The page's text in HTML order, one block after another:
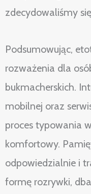
zdecydowaliśmy
Podsumowując,
rozważenia dla
bukmacherskich.
mobilnej oraz
proces typowania
komfortowy.
odpowiedzialnie i
formę rozrywki,